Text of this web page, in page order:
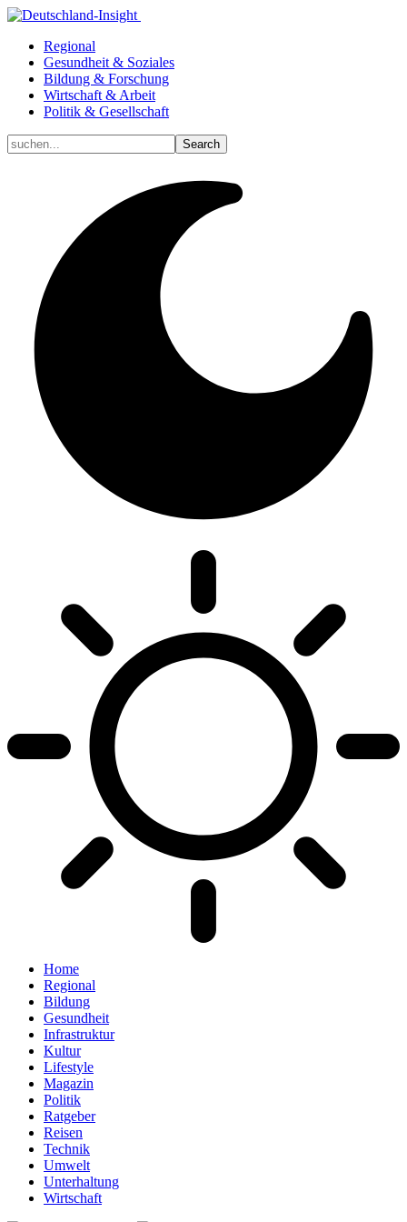
Regional
Gesundheit & Soziales
Bildung & Forschung
Wirtschaft & Arbeit
Politik & Gesellschaft
Home
Regional
Bildung
Gesundheit
Infrastruktur
Kultur
Lifestyle
Magazin
Politik
Ratgeber
Reisen
Technik
Umwelt
Unterhaltung
Wirtschaft